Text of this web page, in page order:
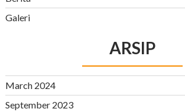
Galeri
ARSIP
March 2024
September 2023